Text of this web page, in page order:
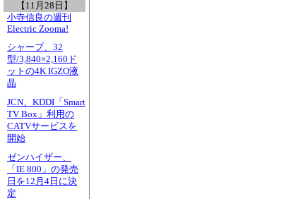
【11月28日】
小寺信良の週刊
Electric Zooma!
シャープ、32
型/3,840×2,160ド
ットの4K IGZO液
晶
JCN、KDDI「Smart
TV Box」利用の
CATVサービスを
開始
ゼンハイザー、
「IE 800」の発売
日を12月4日に決
定